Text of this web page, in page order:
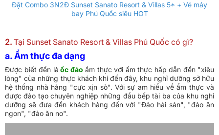
Đặt Combo 3N2Đ Sunset Sanato Resort & Villas 5* + Vé máy
bay Phú Quốc siêu HOT
2. Tại Sunset Sanato Resort & Villas Phú Quốc có gì?
a. Ẩm thực đa dạng
Được biết đến là ốc đảo ẩm thực với ẩm thực hấp dẫn đến "xiêu
lòng" của những thực khách khi đến đây, khu nghỉ dưỡng sở hữu
hệ thống nhà hàng "cực xịn sò". Với sự am hiểu về ẩm thực và
được đào tạo chuyên nghiệp những đầu bếp tài ba của khu nghỉ
dưỡng sẽ đưa đến khách hàng đến với "Đảo hải sản", "đảo ăn
ngon", "đảo ăn no".